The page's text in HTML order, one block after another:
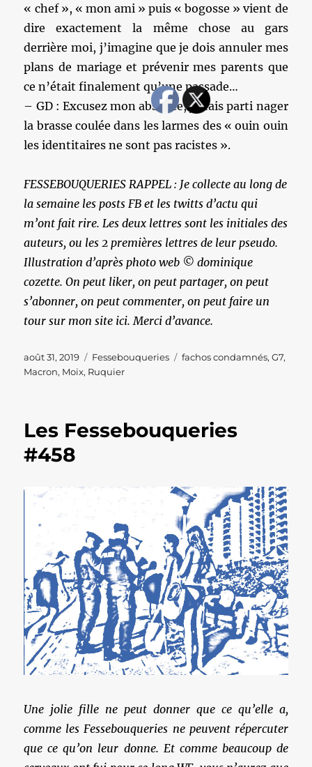
« chef », « mon ami » puis « bogosse » vient de
dire exactement la même chose au gars
derrière moi, j’imagine que je dois annuler mes
plans de mariage et prévenir mes parents que
ce n’était finalement qu’une passade…
– GD : Excusez mon absence, j’étais parti nager
la brasse coulée dans les larmes des « ouin ouin
les identitaires ne sont pas racistes ».
FESSEBOUQUERIES RAPPEL : Je collecte au long de
la semaine les posts FB et les twitts d’actu qui
m’ont fait rire. Les deux lettres sont les initiales des
auteurs, ou les 2 premières lettres de leur pseudo.
Illustration d’après photo web © dominique
cozette. On peut liker, on peut partager, on peut
s’abonner, on peut commenter, on peut faire un
tour sur mon site ici. Merci d’avance.
Publié
le
août 31, 2019 Catégories
Fessebouqueries Étiquettes
fachos condamnés,G7,
Macron, Moix, Ruquier
Les Fessebouqueries
#458
Une jolie fille ne peut donner que ce qu’elle a,
comme les Fessebouqueries ne peuvent répercuter
que ce qu’on leur donne. Et comme beaucoup de